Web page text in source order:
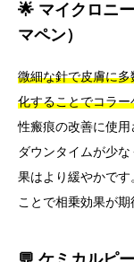
🌟 マイクロニ
マペン）
微細な針で皮膚に
化することでコラ
性瘢痕の改善に使
ダウンタイムが少
果はより緩やかで
ことで相乗効果が期